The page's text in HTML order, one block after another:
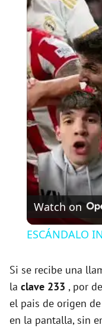
Watch on
ESCÁNDALO
Si se recibe una
la clave 233 , por
el pais de origen
en la pantalla, sin